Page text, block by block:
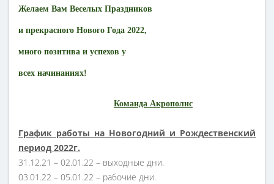
Желаем Вам Веселых Праздников
и прекрасного Нового Года 2022,
много позитива и успехов у
всех начинаниях!
Команда Акрополис
График работы на Новогодний и Рождественский
период 2022г.
31.12.21 – 02.01.22 – выходные дни.
03.01.22 – 05.01.22 – рабочие дни.